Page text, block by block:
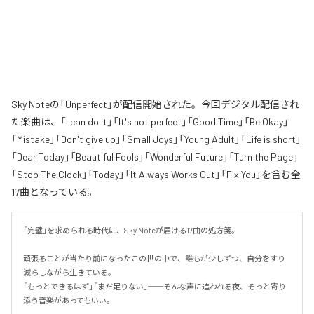
Sky Noteの「Unperfect」が配信開始された。今回デジタル配信され
た楽曲は、「I can do it」「It's not perfect」「Good Time」「Be Okay」
「Mistake」「Don't give up」「Small Joys」「Young Adult」「Life is short」
「Dear Today」「Beautiful Fools」「Wonderful Future」「Turn the Page」
「Stop The Clock」「Today」「It Always Works Out」「Fix You」を含む全
17曲となっている。
「完璧」を求められる時代に、Sky Noteが届ける17曲の処方箋。
頑張ることが当たり前になったこの世の中で、誰もが少しずつ、自分をすり
減らしながら生きている。
「もっとできるはず」「まだ足りない」──そんな声に追われる夜、そっと寄り
添う音楽があってもいい。